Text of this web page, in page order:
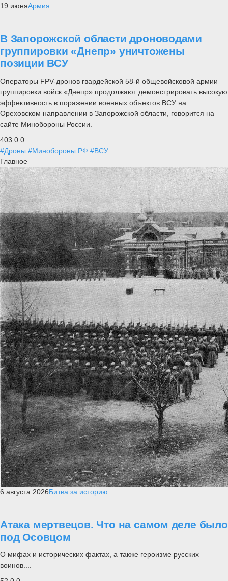
19 июняАрмия
В Запорожской области дроноводами
группировки «Днепр» уничтожены
позиции ВСУ
Операторы FPV-дронов гвардейской 58-й общевойсковой армии
группировки войск «Днепр» продолжают демонстрировать высокую
эффективность в поражении военных объектов ВСУ на
Ореховском направлении в Запорожской области, говорится на
сайте Минобороны России.
403 0 0
#Дроны #Минобороны РФ #ВСУ
Главное
6 августа 2026Битва за историю
Атака мертвецов. Что на самом деле было
под Осовцом
О мифах и исторических фактах, а также героизме русских
воинов....